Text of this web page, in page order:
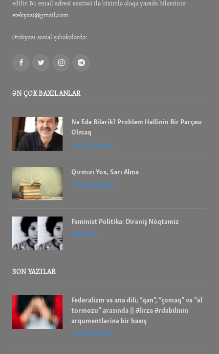
edilir. Bu email adresi vasitəsi ilə bizimlə əlaqə yarada bilərsiniz:
etekyazi@gmail.com
Ətəkyazı sosial şəbəkələrdə:
FacebookTwitterInstagramTelegram
ƏN ÇOX BAXILANLAR
Nə Edə Bilərik? Problem Həllinin Bir Parçası
Olmaq
Allan G Johnson
Qırmızı Yox, Sarı Alma
İbrahım Savalan
Feminist Politika: Dirəniş Nöqtəmiz
bell hooks
SON YAZILAR
Federalizm və ana dili; “qan”, “çomaq” və “əl
tormozu” arasında || Əlirza Ərdəbilinin
arqumentlərinə bir baxış
Ramin Cabbarlı